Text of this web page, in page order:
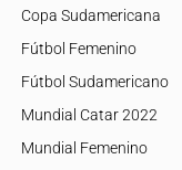
Copa Sudamericana
Fútbol Femenino
Fútbol Sudamericano
Mundial Catar 2022
Mundial Femenino